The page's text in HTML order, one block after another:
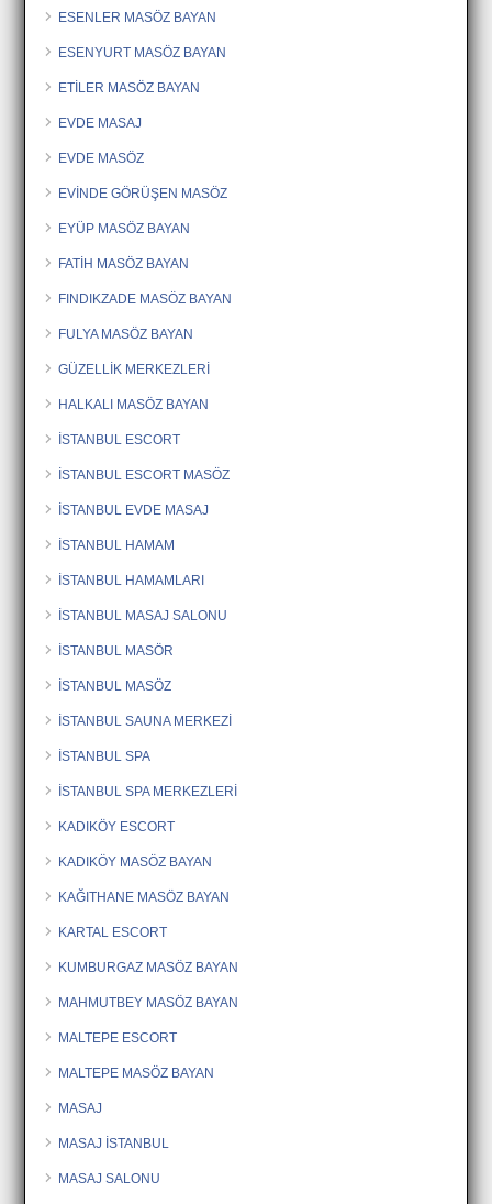
ESENLER MASÖZ BAYAN
ESENYURT MASÖZ BAYAN
ETİLER MASÖZ BAYAN
EVDE MASAJ
EVDE MASÖZ
EVİNDE GÖRÜŞEN MASÖZ
EYÜP MASÖZ BAYAN
FATİH MASÖZ BAYAN
FINDIKZADE MASÖZ BAYAN
FULYA MASÖZ BAYAN
GÜZELLİK MERKEZLERİ
HALKALI MASÖZ BAYAN
İSTANBUL ESCORT
İSTANBUL ESCORT MASÖZ
İSTANBUL EVDE MASAJ
İSTANBUL HAMAM
İSTANBUL HAMAMLARI
İSTANBUL MASAJ SALONU
İSTANBUL MASÖR
İSTANBUL MASÖZ
İSTANBUL SAUNA MERKEZİ
İSTANBUL SPA
İSTANBUL SPA MERKEZLERİ
KADIKÖY ESCORT
KADIKÖY MASÖZ BAYAN
KAĞITHANE MASÖZ BAYAN
KARTAL ESCORT
KUMBURGAZ MASÖZ BAYAN
MAHMUTBEY MASÖZ BAYAN
MALTEPE ESCORT
MALTEPE MASÖZ BAYAN
MASAJ
MASAJ İSTANBUL
MASAJ SALONU